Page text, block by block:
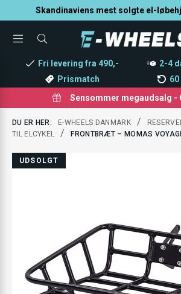
Skandinaviens mest solgte el-
TOGGLESØG
Fri levering fra 490,-
2-4
Prismatch
Sensommer megaudsalg -
DU ER HER: E-WHEELS DANMARK /
TIL ELCYKEL / FRONTBRÆT – MOMAS
UDSOLGT